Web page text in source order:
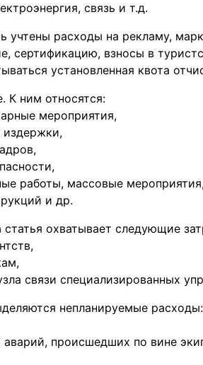
связь и т.д.
учтены расходы на рекламу,
сертификацию, взносы в
установленная квота
К ним относятся:
мероприятия,
издержки,
работы, массовые
и др.
охватывает следующие
связи специализированных
непланируемые расходы:
аварий, происшедших по вине